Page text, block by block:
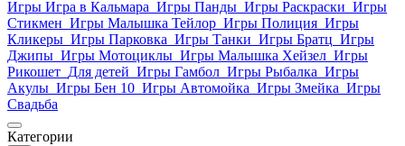
Игры Игра в Кальмара Игры Панды Игры Раскраски Игры
Стикмен Игры Малышка Тейлор Игры Полиция Игры
Кликеры Игры Парковка Игры Танки Игры Братц Игры
Джипы Игры Мотоциклы Игры Малышка Хейзел Игры
Рикошет Для детей Игры Гамбол Игры Рыбалка Игры
Акулы Игры Бен 10 Игры Автомойка Игры Змейка Игры
Свадьба
Категории